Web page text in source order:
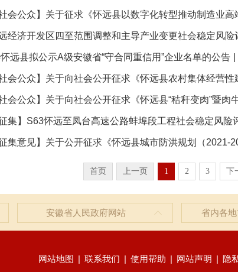
远县拟公示A级安徽省“守合同重信用”企业名单的公告
首页 上一页 1 2 3 下
安徽省人民政府网站 省内各
网站地图 | 联系我们 | 使用帮助 | 网站声明 | 隐